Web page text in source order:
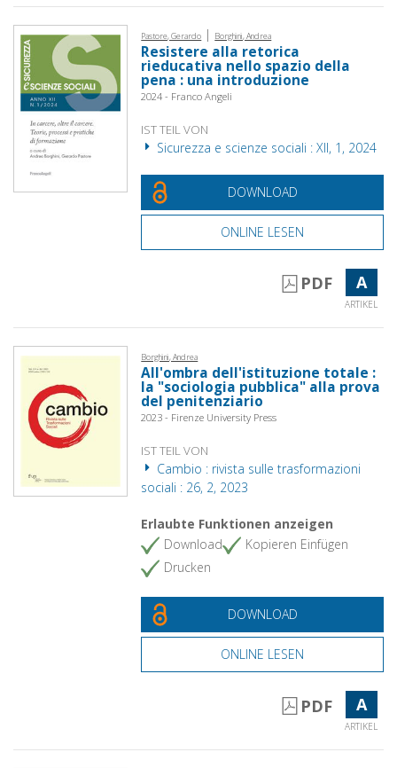
Pastore, Gerardo | Borghini, Andrea
Resistere alla retorica
rieducativa nello spazio della
pena : una introduzione
2024 - Franco Angeli
IST TEIL VON
Sicurezza e scienze sociali : XII, 1, 2024
DOWNLOAD
ONLINE LESEN
PDF A
ARTIKEL
Borghini, Andrea
All'ombra dell'istituzione totale :
la "sociologia pubblica" alla prova
del penitenziario
2023 - Firenze University Press
IST TEIL VON
Cambio : rivista sulle trasformazioni
sociali : 26, 2, 2023
Erlaubte Funktionen anzeigen
Download
Kopieren Einfügen
Drucken
DOWNLOAD
ONLINE LESEN
PDF A
ARTIKEL